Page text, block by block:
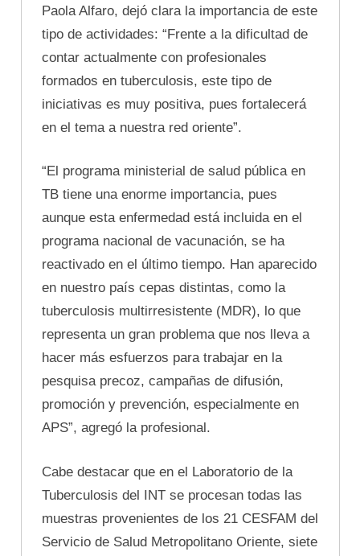
Paola Alfaro, dejó clara la importancia de este
tipo de actividades: “Frente a la dificultad de
contar actualmente con profesionales
formados en tuberculosis, este tipo de
iniciativas es muy positiva, pues fortalecerá
en el tema a nuestra red oriente”.
“El programa ministerial de salud pública en
TB tiene una enorme importancia, pues
aunque esta enfermedad está incluida en el
programa nacional de vacunación, se ha
reactivado en el último tiempo. Han aparecido
en nuestro país cepas distintas, como la
tuberculosis multirresistente (MDR), lo que
representa un gran problema que nos lleva a
hacer más esfuerzos para trabajar en la
pesquisa precoz, campañas de difusión,
promoción y prevención, especialmente en
APS”, agregó la profesional.
Cabe destacar que en el Laboratorio de la
Tuberculosis del INT se procesan todas las
muestras provenientes de los 21 CESFAM del
Servicio de Salud Metropolitano Oriente, siete